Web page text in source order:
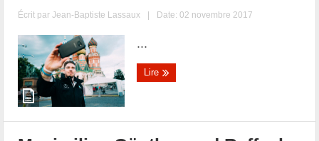
Écrit parJean-Baptiste Lassaux | Date: 02 novembre 2017
...
Lire